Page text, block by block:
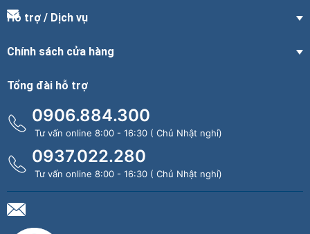
Hỗ trợ / Dịch vụ
Chính sách cửa hàng
Tổng đài hỗ trợ
0906.884.300
Tư vấn online 8:00 - 16:30 ( Chủ Nhật nghỉ)
0937.022.280
Tư vấn online 8:00 - 16:30 ( Chủ Nhật nghỉ)